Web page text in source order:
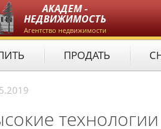
АКАДЕМ -
НЕДВИЖИМОСТЬ
Агентство недвижимости
ПРОДАТЬ